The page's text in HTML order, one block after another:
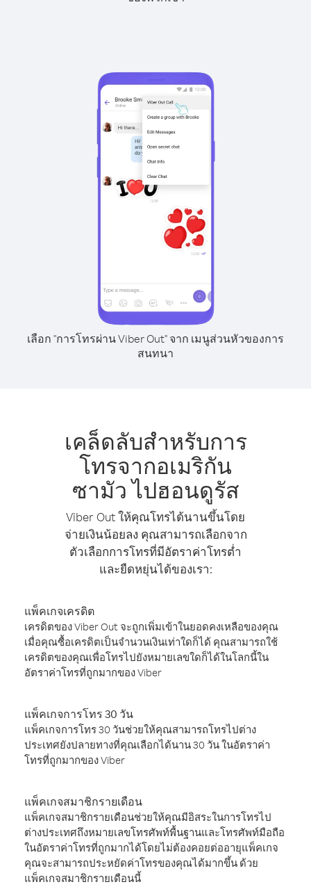
เลือก "การโทรผ่าน Viber Out" จาก เมนูส่วนหัวของการ
สนทนา
เคล็ดลับสำหรับการ
โทรจากอเมริกัน
ซามัว ไปฮอนดูรัส
Viber Out ให้คุณโทรได้นานขึ้นโดย
จ่ายเงินน้อยลง คุณสามารถเลือกจาก
ตัวเลือกการโทรที่มีอัตราค่าโทรต่ำ
และยืดหยุ่นได้ของเรา:
แพ็คเกจเครดิต
เครดิตของ Viber Out จะถูกเพิ่มเข้าในยอดคงเหลือของคุณ
เมื่อคุณซื้อเครดิตเป็นจำนวนเงินเท่าใดก็ได้ คุณสามารถใช้
เครดิตของคุณเพื่อโทรไปยังหมายเลขใดก็ได้ในโลกนี้ใน
อัตราค่าโทรที่ถูกมากของ Viber
แพ็คเกจการโทร 30 วัน
แพ็คเกจการโทร 30 วันช่วยให้คุณสามารถโทรไปต่าง
ประเทศยังปลายทางที่คุณเลือกได้นาน 30 วัน ในอัตราค่า
โทรที่ถูกมากของ Viber
แพ็คเกจสมาชิกรายเดือน
แพ็คเกจสมาชิกรายเดือนช่วยให้คุณมีอิสระในการโทรไป
ต่างประเทศถึงหมายเลขโทรศัพท์พื้นฐานและโทรศัพท์มือถือ
ในอัตราค่าโทรที่ถูกมากได้โดยไม่ต้องคอยต่ออายุแพ็คเกจ
คุณจะสามารถประหยัดค่าโทรของคุณได้มากขึ้น ด้วย
แพ็คเกจสมาชิกรายเดือนนี้